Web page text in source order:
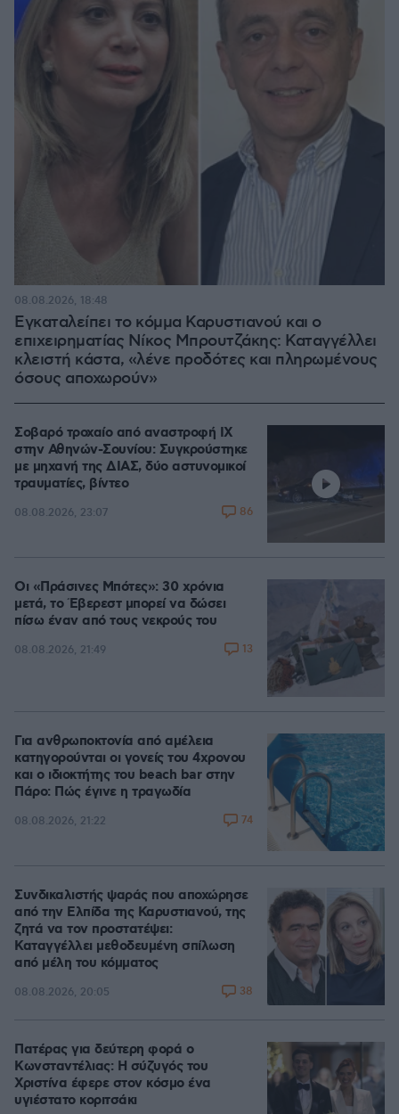
Εγκαταλείπει το κόμμα Καρυστιανού και ο
επιχειρηματίας Νίκος Μπρουτζάκης: Καταγγέλλει
κλειστή κάστα, «λένε προδότες και πληρωμένους
όσους αποχωρούν»
08.08.2026, 18:48
Σοβαρό τροχαίο από αναστροφή ΙΧ
στην Αθηνών-Σουνίου: Συγκρούστηκε
με μηχανή της ΔΙΑΣ, δύο αστυνομικοί
τραυματίες, βίντεο
08.08.2026, 23:07 86
Οι «Πράσινες Μπότες»: 30 χρόνια
μετά, το Έβερεστ μπορεί να δώσει
πίσω έναν από τους νεκρούς του
08.08.2026, 21:49 13
Για ανθρωποκτονία από αμέλεια
κατηγορούνται οι γονείς του 4χρονου
και ο ιδιοκτήτης του beach bar στην
Πάρο: Πώς έγινε η τραγωδία
08.08.2026, 21:22 74
Συνδικαλιστής ψαράς που αποχώρησε
από την Ελπίδα της Καρυστιανού, της
ζητά να τον προστατέψει:
Καταγγέλλει μεθοδευμένη σπίλωση
από μέλη του κόμματος
08.08.2026, 20:05 38
Πατέρας για δεύτερη φορά ο
Κωνσταντέλιας: Η σύζυγός του
Χριστίνα έφερε στον κόσμο ένα
υγιέστατο κοριτσάκι